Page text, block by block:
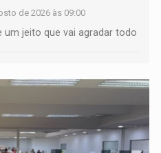
de 2026 às 09:00
um jeito que vai agradar todo